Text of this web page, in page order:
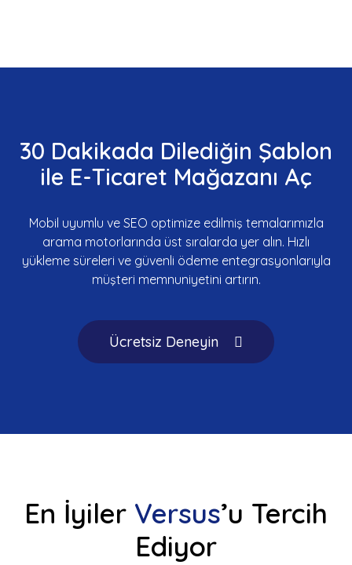
30 Dakikada Dilediğin Şablon
ile E-Ticaret Mağazanı Aç
Mobil uyumlu ve SEO optimize edilmiş temalarımızla
arama motorlarında üst sıralarda yer alın. Hızlı
yükleme süreleri ve güvenli ödeme entegrasyonlarıyla
müşteri memnuniyetini artırın.
Ücretsiz Deneyin
En İyiler Versus’u Tercih
Ediyor